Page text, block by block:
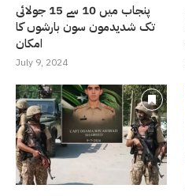
پنجاب میں 10 سے 15 جولائی
تک شدیدمون سون بارشوں کا
امکان
July 9, 2024